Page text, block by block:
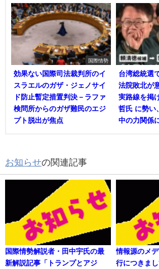
国際情勢
効果ない国際司法裁判所のイ
スラエルのガザ・ジェノサイ
ド防止暫定措置判決－ラファ
検問所からのガザ難民のエジ
プト脱出が焦点
台湾総統選
法院敗北が
実路線を掲
哲氏 に勢い
中の力関係
お知らせの関連記事
国際情勢解説者・田中宇氏の最
新解説記事「トランプとアジ
情報源のメ
行につきま